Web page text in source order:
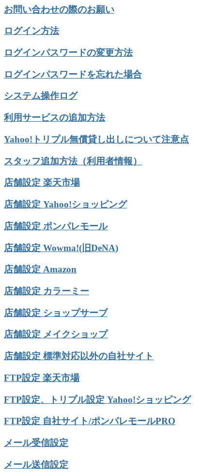
お問い合わせの際のお願い
ログイン方法
ログインパスワードの変更方法
ログインパスワードを忘れた場合
システム操作ログ
利用サービスの追加方法
Yahoo!トリプル無償貸し出しについて注意点
スタッフ追加方法（利用者情報）
店舗設定 楽天市場
店舗設定 Yahoo!ショッピング
店舗設定 ポンパレモール
店舗設定 Wowma!(旧DeNA)
店舗設定 Amazon
店舗設定 カラーミー
店舗設定 ショップサーブ
店舗設定 メイクショップ
店舗設定 標準対応以外の自社サイト
FTP設定 楽天市場
FTP設定、トリプル設定 Yahoo!ショッピング
FTP設定 自社サイト/ポンパレモールPRO
メール受信設定
メール送信設定